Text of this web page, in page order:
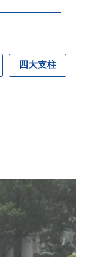
四大支柱